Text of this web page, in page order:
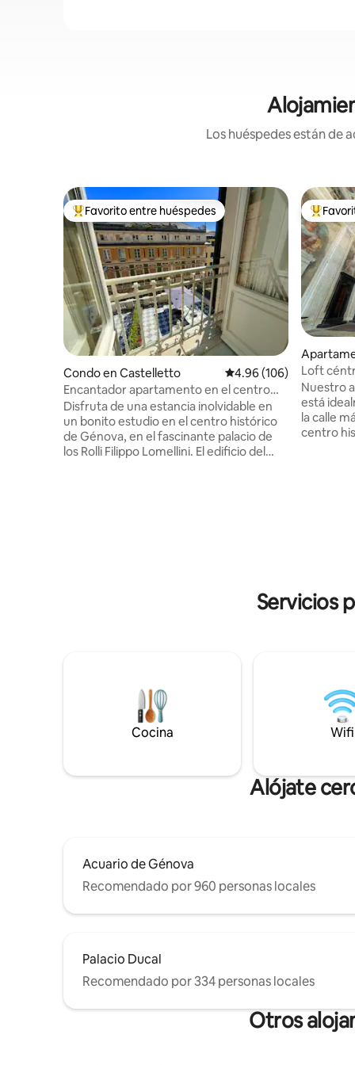
Los huéspedes están de
Favorito entre huéspedes preferido
Favorito entre huéspedes
Condo en Castelletto Calificación promedio:
4.96 (106)
Encantador apartamento en el centro
histórico cerca de Acquario
Disfruta de una estancia inolvidable en
un bonito estudio en el centro histórico
de Génova, en el fascinante palacio de
los Rolli Filippo Lomellini. El edificio del
«smart working», un gimnasio y una gran
Loft
palacio
Nuestro
está
la calle
centro
Servicios
Cocina Wifi
Alójate
Acuario de Génova
Recomendado por 960 personas locales
Palacio Ducal
Recomendado por 334 personas locales
Otros